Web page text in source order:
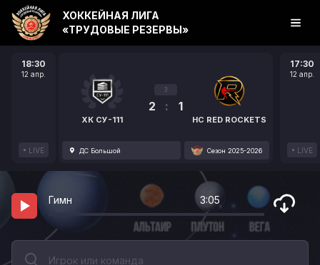
18:30
12 апр.
LIVE
ХК СУ-111
3
2 : 1
HC RED ROCKETS
ДС Большой Сезон 2025-2026
17:30
12 апр.
LIVE
ХОККЕЙНАЯ ЛИГА
«ТРУДОВЫЕ РЕЗЕРВЫ»
Гимн 3:05